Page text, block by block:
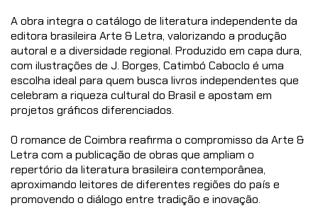
A obra integra o catálogo de literatura independente da
editora brasileira Arte & Letra, valorizando a produção
autoral e a diversidade regional. Produzido em capa dura,
com ilustrações de J. Borges, Catimbó Caboclo é uma
escolha ideal para quem busca livros independentes que
celebram a riqueza cultural do Brasil e apostam em
projetos gráficos diferenciados.
O romance de Coimbra reafirma o compromisso da Arte &
Letra com a publicação de obras que ampliam o
repertório da literatura brasileira contemporânea,
aproximando leitores de diferentes regiões do país e
promovendo o diálogo entre tradição e inovação.